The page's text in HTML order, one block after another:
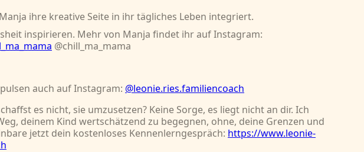
ihre kreative Seite in ihr tägliches Leben integriert.
inspirieren. Mehr von Manja findet ihr auf Instagram:
@chill_ma_mama
auch auf Instagram: @leonie.ries.familiencoach
es nicht, sie umzusetzen? Keine Sorge, es liegt nicht an dir. Ich
deinem Kind wertschätzend zu begegnen, ohne, deine Grenzen und
jetzt dein kostenloses Kennenlerngespräch: https://www.leonie-